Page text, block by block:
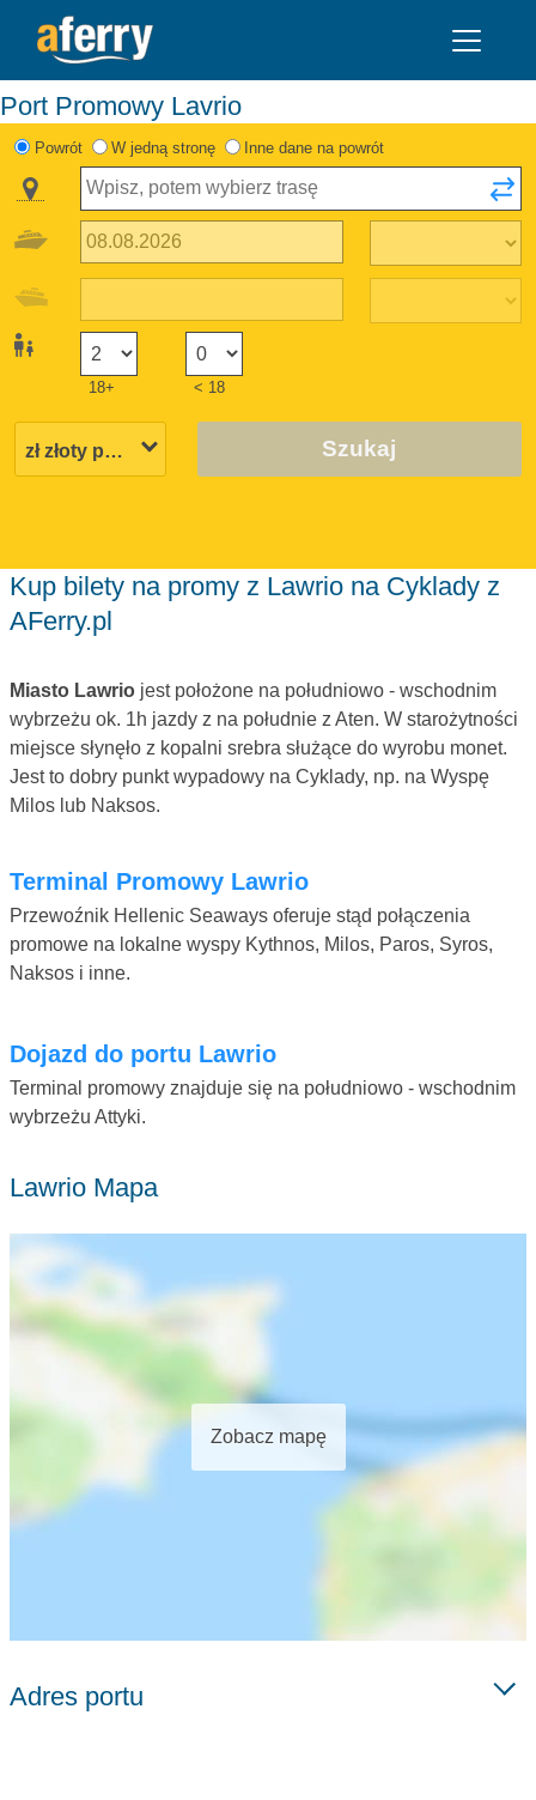
Port Promowy Lavrio
Powrót W jedną stronę Inne dane na powrót
18+ < 18
Szukaj
Kup bilety na promy z Lawrio na Cyklady z
AFerry.pl
Miasto Lawrio jest położone na południowo - wschodnim
wybrzeżu ok. 1h jazdy z na południe z Aten. W starożytności
miejsce słynęło z kopalni srebra służące do wyrobu monet.
Jest to dobry punkt wypadowy na Cyklady, np. na Wyspę
Milos lub Naksos.
Terminal Promowy Lawrio
Przewoźnik Hellenic Seaways oferuje stąd połączenia
promowe na lokalne wyspy Kythnos, Milos, Paros, Syros,
Naksos i inne.
Dojazd do portu Lawrio
Terminal promowy znajduje się na południowo - wschodnim
wybrzeżu Attyki.
Lawrio Mapa
Zobacz mapę
Adres portu